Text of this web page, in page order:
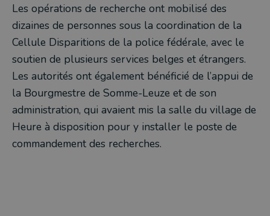
Les opérations de recherche ont mobilisé des
dizaines de personnes sous la coordination de la
Cellule Disparitions de la police fédérale, avec le
soutien de plusieurs services belges et étrangers.
Les autorités ont également bénéficié de l’appui de
la Bourgmestre de Somme-Leuze et de son
administration, qui avaient mis la salle du village de
Heure à disposition pour y installer le poste de
commandement des recherches.